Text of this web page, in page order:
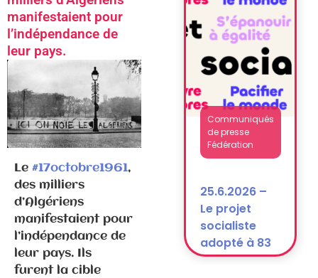
manifestaient pour
l’indépendance de
leur pays.
Le #17octobre1961,
des milliers
d’Algériens
manifestaient pour
l’indépendance de
leur pays. Ils
furent la cible
après la
dissolution)
Communiqués
de presse
Fédération
25.6.2026 –
Le projet
socialiste
adopté à 83
% !